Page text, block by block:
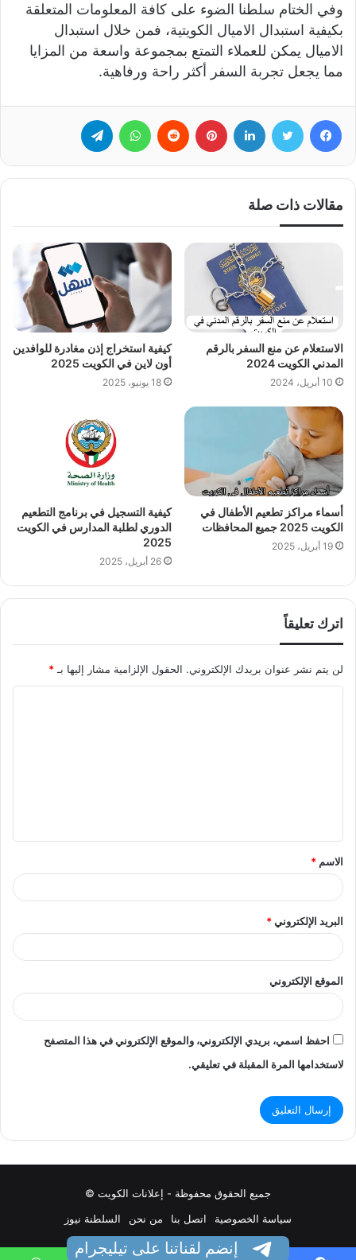
وفي الختام سلطنا الضوء على كافة المعلومات المتعلقة
بكيفية استبدال الاميال الكويتية، فمن خلال استبدال
الاميال يمكن للعملاء التمتع بمجموعة واسعة من المزايا
مما يجعل تجربة السفر أكثر راحة ورفاهية.
مقالات ذات صلة
الاستعلام عن منع السفر بالرقم
المدني الكويت 2024
10 أبريل، 2024
كيفية استخراج إذن مغادرة للوافدين
أون لاين في الكويت 2025
18 يونيو، 2025
أسماء مراكز تطعيم الأطفال في
الكويت 2025 جميع المحافظات
19 أبريل، 2025
كيفية التسجيل في برنامج التطعيم
الدوري لطلبة المدارس في الكويت
2025
26 أبريل، 2025
اترك تعليقاً
لن يتم نشر عنوان بريدك الإلكتروني. الحقول الإلزامية مشار إليها بـ *
ق
*
الاسم *
البريد الإلكتروني*
الموقع الإلكتروني
احفظ اسمي، بريدي الإلكتروني، والموقع الإلكتروني في هذا المتصفح
لاستخدامها المرة المقبلة في تعليقي.
جميع الحقوق محفوظة - إعلانات الكويت ©
سياسة الخصوصية
اتصل بنا من نحن السلطنة نيوز
إنضم لقناتنا على تيليجرام